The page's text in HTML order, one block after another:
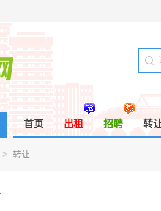
首页 出租 招聘 转
> 转让